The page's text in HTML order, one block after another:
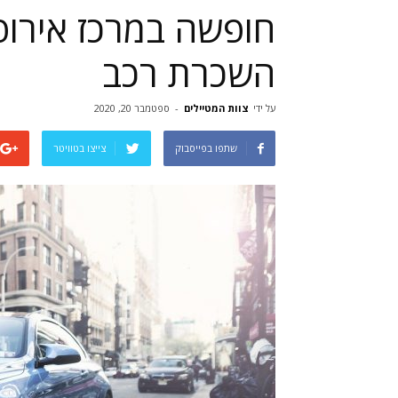
חופשה במרכז
השכרת רכב
על ידי צוות המטיילים - ספטמבר 20, 2020
שתפו בפייסבוק צייצו בטוויטר